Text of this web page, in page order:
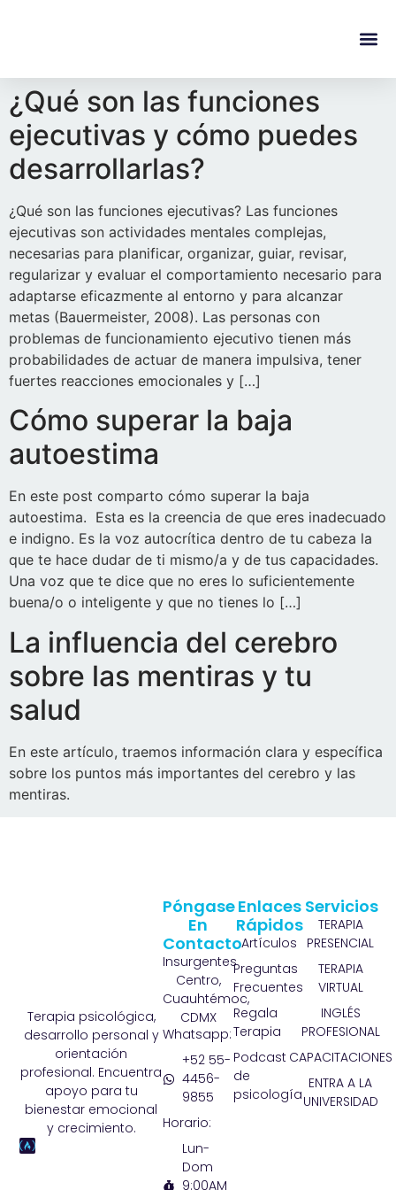
¿Qué son las funciones
ejecutivas y cómo puedes
desarrollarlas?
¿Qué son las funciones ejecutivas? Las funciones
ejecutivas son actividades mentales complejas,
necesarias para planificar, organizar, guiar, revisar,
regularizar y evaluar el comportamiento necesario para
adaptarse eficazmente al entorno y para alcanzar
metas (Bauermeister, 2008). Las personas con
problemas de funcionamiento ejecutivo tienen más
probabilidades de actuar de manera impulsiva, tener
fuertes reacciones emocionales y […]
Cómo superar la baja
autoestima
En este post comparto cómo superar la baja
autoestima. Esta es la creencia de que eres inadecuado
e indigno. Es la voz autocrítica dentro de tu cabeza la
que te hace dudar de ti mismo/a y de tus capacidades.
Una voz que te dice que no eres lo suficientemente
buena/o o inteligente y que no tienes lo […]
La influencia del cerebro
sobre las mentiras y tu
salud
En este artículo, traemos información clara y específica
sobre los puntos más importantes del cerebro y las
mentiras.
Terapia psicológica,
desarrollo personal y
orientación
profesional. Encuentra
apoyo para tu
bienestar emocional
y crecimiento.
Servicios
TERAPIA
PRESENCIAL
TERAPIA
VIRTUAL
INGLÉS
PROFESIONAL
CAPACITACIONES
ENTRA A LA
UNIVERSIDAD
Enlaces
Rápidos
Artículos
Preguntas
Frecuentes
Regala
Terapia
Podcast
de
psicología
Póngase
En
Contacto
Insurgentes
Centro,
Cuauhtémoc,
CDMX
Whatsapp:
+52 55-
4456-
9855
Horario:
Lun-
Dom
9:00AM